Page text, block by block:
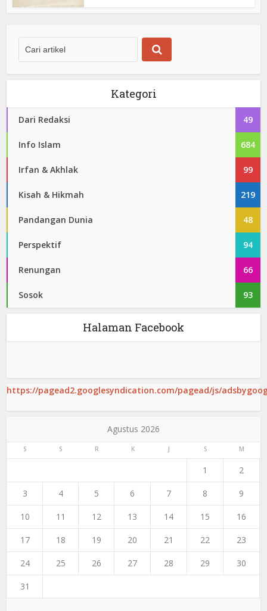
Kategori
Dari Redaksi 49
Info Islam 684
Irfan & Akhlak 99
Kisah & Hikmah 219
Pandangan Dunia 48
Perspektif 94
Renungan 66
Sosok 93
Halaman Facebook
https://pagead2.googlesyndication.com/pagead/js/
Agustus 2026
S S R K J S M
1 2
3 4 5 6 7 8 9
10 11 12 13 14 15 16
17 18 19 20 21 22 23
24 25 26 27 28 29 30
31